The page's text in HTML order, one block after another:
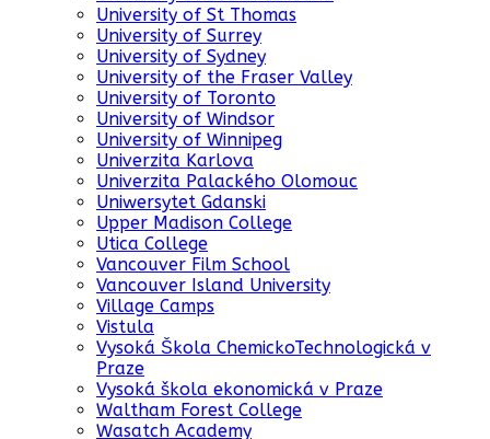
University of St Thomas
University of Surrey
University of Sydney
University of the Fraser Valley
University of Toronto
University of Windsor
University of Winnipeg
Univerzita Karlova
Univerzita Palackého Olomouc
Uniwersytet Gdanski
Upper Madison College
Utica College
Vancouver Film School
Vancouver Island University
Village Camps
Vistula
Vysoká Škola ChemickoTechnologická v
Praze
Vysoká škola ekonomická v Praze
Waltham Forest College
Wasatch Academy